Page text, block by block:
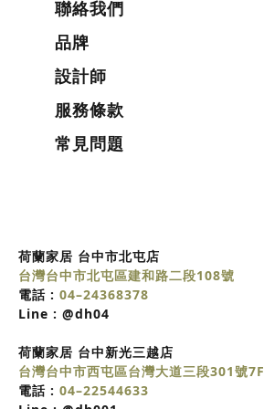
聯絡我們
品牌
設計師
服務條款
常見問題
荷蘭家居 台中市北屯店
台灣台中市北屯區建和路二段108號
電話 : 04–24368378
Line : @dh04
荷蘭家居 台中新光三越店
台灣台中市西屯區台灣大道三段301號7F
電話 : 04–22544633